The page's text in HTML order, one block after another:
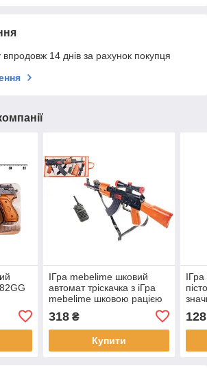
14 днів за рахунок покупця
ІГра mebelime шковий
автомат тріскачка з іГра
mebelime шковою рацією
318₴
Купити
128